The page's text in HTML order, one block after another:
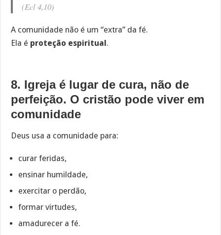
(Ecl 4,10)
A comunidade não é um “extra” da fé.
Ela é proteção espiritual.
8. Igreja é lugar de cura, não de
perfeição. O cristão pode viver em
comunidade
Deus usa a comunidade para:
curar feridas,
ensinar humildade,
exercitar o perdão,
formar virtudes,
amadurecer a fé.